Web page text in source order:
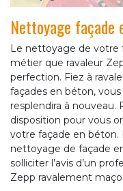
Nettoyage façade
Le nettoyage de votre
métier que ravaleur
perfection. Fiez à
façades en béton,
resplendira à nouveau.
disposition pour vous
votre façade en béton.
nettoyage de façade
solliciter l’avis d’un
Zepp ravalement